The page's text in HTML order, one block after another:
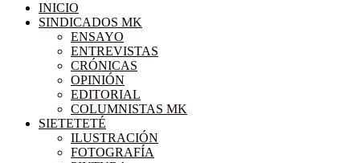
INICIO
SINDICADOS MK
ENSAYO
ENTREVISTAS
CRÓNICAS
OPINIÓN
EDITORIAL
COLUMNISTAS MK
SIETETETÉ
ILUSTRACIÓN
FOTOGRAFÍA